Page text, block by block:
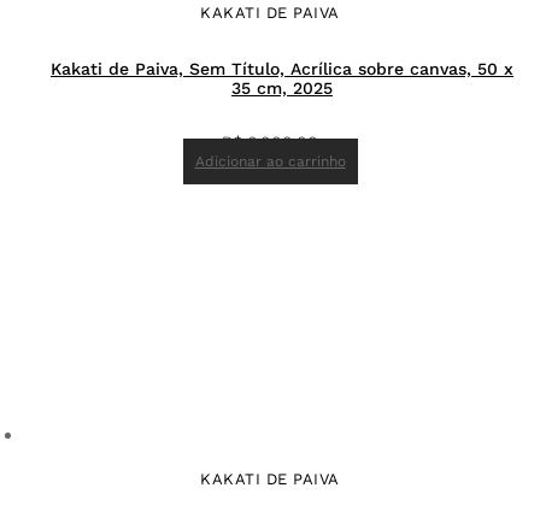
KAKATI DE PAIVA
Kakati de Paiva, Sem Título, Acrílica sobre canvas, 50 x
35 cm, 2025
R$6.000,00
Adicionar ao carrinho
KAKATI DE PAIVA